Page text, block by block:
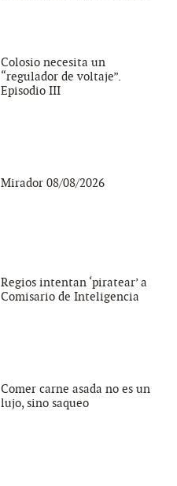
Colosio necesita un
“regulador de voltaje”.
Episodio III
Mirador 08/08/2026
Regios intentan ‘piratear’ a
Comisario de Inteligencia
Comer carne asada no es un
lujo, sino saqueo